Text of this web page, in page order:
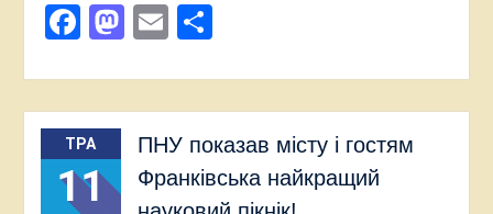
Facebook
Mastodon
EmailПоділитися
ТРА
11
ПНУ показав місту і гостям
Франківська найкращий